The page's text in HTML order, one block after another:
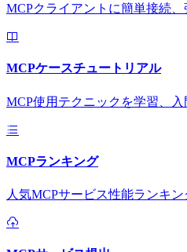
MCPクライアントに簡単接続
MCPケースチュートリアル
MCP使用テクニックを学習、
MCPランキング
人気MCPサービス性能ランキ